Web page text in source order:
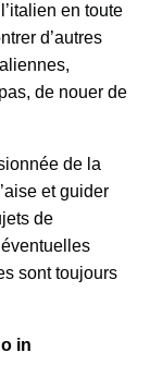
en toute
d’autres
de nouer de
de la
et guider
de
sont toujours
in